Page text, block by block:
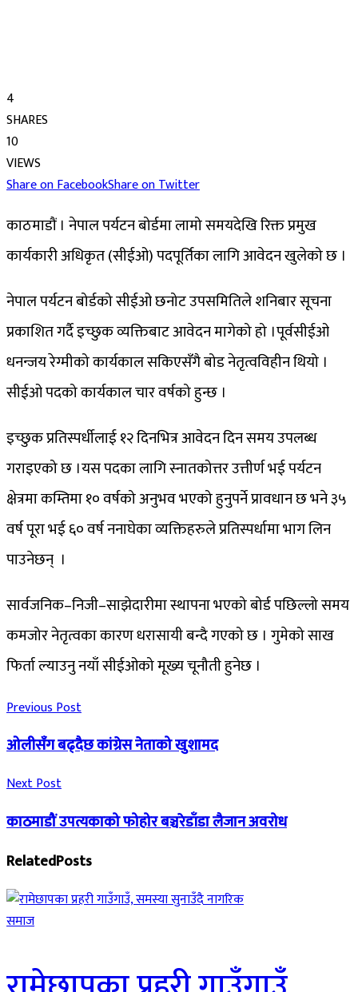
4
SHARES
10
VIEWS
Share on FacebookShare on Twitter
काठमाडौं । नेपाल पर्यटन बोर्डमा लामो समयदेखि रिक्त प्रमुख
कार्यकारी अधिकृत (सीईओ) पदपूर्तिका लागि आवेदन खुलेको छ ।
नेपाल पर्यटन बोर्डको सीईओ छनोट उपसमितिले शनिबार सूचना
प्रकाशित गर्दै इच्छुक व्यक्तिबाट आवेदन मागेको हो ।पूर्वसीईओ
धनन्जय रेग्मीको कार्यकाल सकिएसँगै बोड नेतृत्वविहीन थियो ।
सीईओ पदको कार्यकाल चार वर्षको हुन्छ ।
इच्छुक प्रतिस्पर्धीलाई १२ दिनभित्र आवेदन दिन समय उपलब्ध
गराइएको छ ।यस पदका लागि स्नातकोत्तर उत्तीर्ण भई पर्यटन
क्षेत्रमा कम्तिमा १० वर्षको अनुभव भएको हुनुपर्ने प्रावधान छ भने ३५
वर्ष पूरा भई ६० वर्ष ननाघेका व्यक्तिहरुले प्रतिस्पर्धामा भाग लिन
पाउनेछन् ।
सार्वजनिक–निजी–साझेदारीमा स्थापना भएको बोर्ड पछिल्लो समय
कमजोर नेतृत्वका कारण धरासायी बन्दै गएको छ । गुमेको साख
फिर्ता ल्याउनु नयाँ सीईओको मूख्य चूनौती हुनेछ ।
Previous Post
ओलीसँग बढ्दैछ कांग्रेस नेताको खुशामद
Next Post
काठमाडौं उपत्यकाको फोहोर बञ्चरेडाँडा लैजान अवरोध
RelatedPosts
समाज